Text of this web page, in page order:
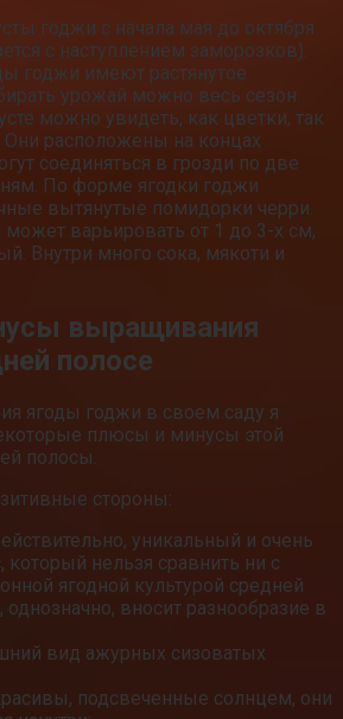
годжи с начала мая до октября
с наступлением заморозков).
годжи имеют растянутое
урожай можно весь сезон.
можно увидеть, как цветки, так
расположены на концах
соединяться в грозди по две
По форме ягодки годжи
вытянутые помидорки черри.
варьировать от 1 до 3-х см,
Внутри много сока, мякоти и
выращивания
полосе
ягоды годжи в своем саду я
плюсы и минусы этой
полосы.
стороны:
уникальный и очень
который нельзя сравнить ни с
ягодной культурой средней
вносит разнообразие в
вид ажурных сизоватых
подсвеченные солнцем, они